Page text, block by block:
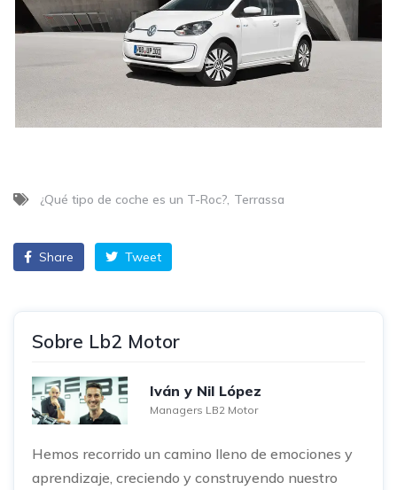
¿Qué tipo de coche es un T-Roc? Terrassa
Share Tweet
Sobre Lb2 Motor
Iván y Nil López
Managers LB2 Motor
Hemos recorrido un camino lleno de emociones y
aprendizaje, creciendo y construyendo nuestro